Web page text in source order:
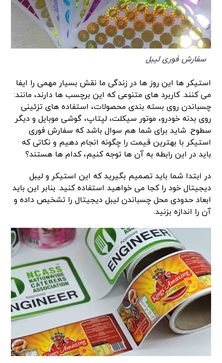
سفارش فوری لیبل
استیکر ها این روز ها در زندگی ما نقش بسیار مهمی را ایفا
می کنند. کاربرد های متنوعی که این برچسب ها دارند، مانند:
چسباندن روی بسته بندی محصولات، استفاده های تزئینی
روی بدنه خودرو، موتور سیکلت، لپتاپ، گوشی موبایل و دیگر
سطوح. شاید برای شما هم سوال باشد که سفارش فوری
استیکر با بهترین قیمت را چگونه انجام دهیم و نکاتی که
باید در این رابطه به آن ها توجه کنیم، کدام ها هستند؟
در ابتدا شما باید تصمیم بگیرید که این استیکر و لیبل
دیجیتال خود را کجا می خواهید استفاده کنید. بنابر این باید
ابعاد حدودی محل چسباندن لیبل دیجیتال را تشخیص داده و
آن را اندازه بزنید.